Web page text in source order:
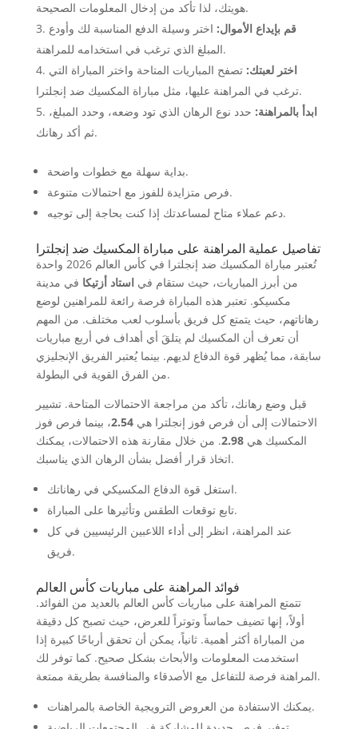
هويتك، لذا تأكد من إدخال المعلومات الصحيحة.
قم بإيداع الأموال: اختر وسيلة الدفع المناسبة لك وأودع
المبلغ الذي ترغب في استخدامه للمراهنة.
اختر لعبتك: تصفح المباريات المتاحة واختر المباراة التي
ترغب في المراهنة عليها، مثل مباراة المكسيك ضد إنجلترا.
ابدأ بالمراهنة: حدد نوع الرهان الذي تود وضعه، وحدد المبلغ،
ثم أكد رهانك.
بداية سهلة مع خطوات واضحة.
فرص متزايدة للفوز مع احتمالات متنوعة.
دعم عملاء متاح لمساعدتك إذا كنت بحاجة إلى توجيه.
تفاصيل عملية المراهنة على مباراة المكسيك ضد إنجلترا
تُعتبر مباراة المكسيك ضد إنجلترا في كأس العالم 2026 واحدة
من أبرز المباريات، حيث ستقام في استاد أزتيكا في مدينة
مكسيكو. تعتبر هذه المباراة فرصة رائعة للمراهنين لوضع
رهاناتهم، حيث يتمتع كل فريق بأسلوب لعب مختلف. من المهم
أن تعرف أن المكسيك لم يتلقَ أي أهداف في أربع مباريات
سابقة، مما يُظهر قوة الدفاع لديهم. بينما يُعتبر الفريق الإنجليزي
من الفرق القوية في البطولة.
قبل وضع رهانك، تأكد من مراجعة الاحتمالات المتاحة. تشيير
الاحتمالات إلى أن فرص فوز إنجلترا هي2.54، بينما فرص فوز
المكسيك هي2.98. من خلال مقارنة هذه الاحتمالات، يمكنك
اتخاذ قرار أفضل بشأن الرهان الذي يناسبك.
استغل قوة الدفاع المكسيكي في رهاناتك.
تابع توقعات الطقس وتأثيرها على المباراة.
عند المراهنة، انظر إلى أداء اللاعبين الرئيسيين في كل
فريق.
فوائد المراهنة على مباريات كأس العالم
تتمتع المراهنة على مباريات كأس العالم بالعديد من الفوائد.
أولاً، إنها تضيف حماساً وتوتراً للعرض، حيث تصبح كل دقيقة
من المباراة أكثر أهمية. ثانياً، يمكن أن تحقق أرباحًا كبيرة إذا
استخدمت المعلومات والأبحاث بشكل صحيح. كما توفر لك
المراهنة فرصة للتفاعل مع الأصدقاء والمنافسة بطريقة ممتعة.
يمكنك الاستفادة من العروض الترويجية الخاصة بالمراهنات.